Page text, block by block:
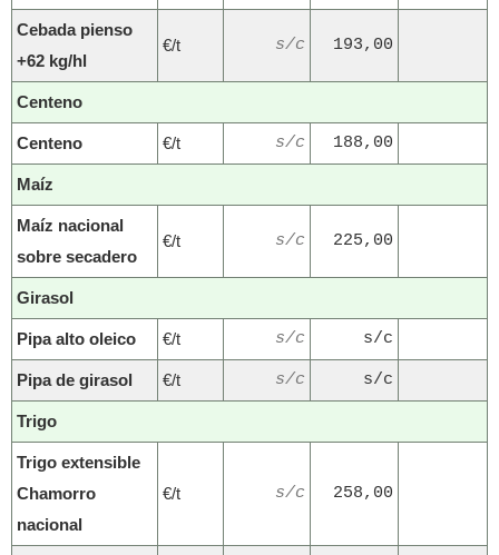
Cebada pienso
+62 kg/hl
€/t s/c 193,00
Centeno
Centeno €/t s/c 188,00
Maíz
Maíz nacional
sobre secadero
€/t s/c 225,00
Girasol
Pipa alto oleico €/t s/c s/c
Pipa de girasol €/t s/c s/c
Trigo
Trigo extensible
Chamorro
nacional
€/t s/c 258,00